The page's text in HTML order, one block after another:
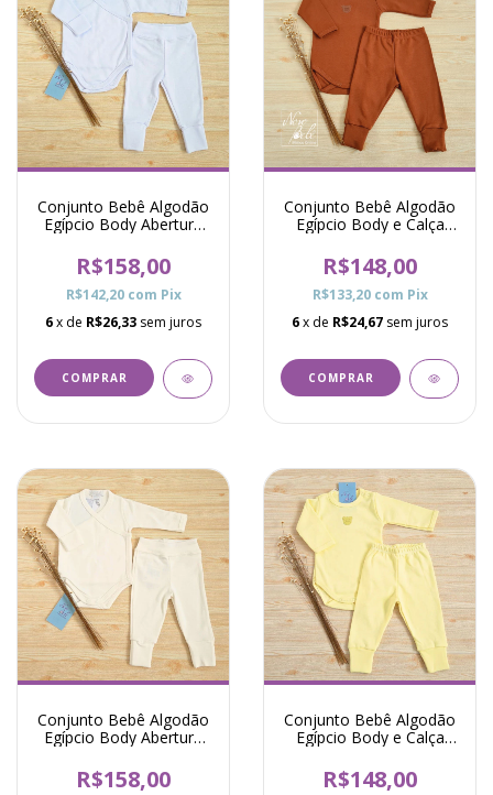
Conjunto Bebê Algodão
Egípcio Body Abertura
Branco
R$158,00
R$142,20 com Pix
6x de R$26,33 sem juros
COMPRAR
Conjunto Bebê Algodão
Egípcio Body e Calça
R$148,00
R$133,20 com Pix
6x de R$24,67 sem juros
COMPRAR
Conjunto Bebê Algodão
Egípcio Body Abertura
Marfim
R$158,00
Conjunto Bebê Algodão
Egípcio Body e Calça
R$148,00